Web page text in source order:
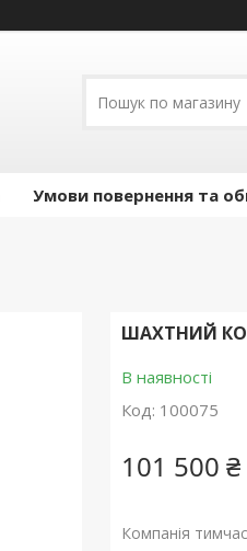
Умови повернення та
ШАХТНИЙ
В наявності
Код: 100075
101 500 ₴
Компанія